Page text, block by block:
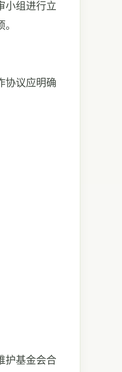
小组进行立
协议应明确
护基金会合